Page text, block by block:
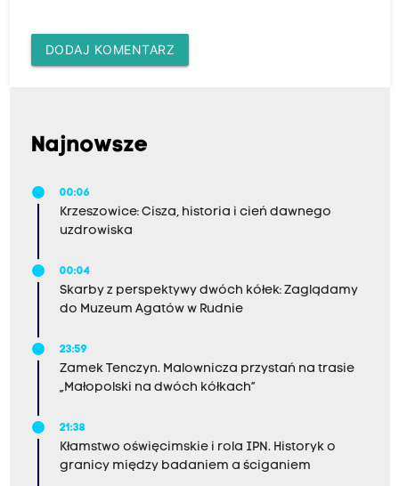
DODAJ KOMENTARZ
Najnowsze
00:06
Krzeszowice: Cisza, historia i cień dawnego
uzdrowiska
00:04
Skarby z perspektywy dwóch kółek: Zaglądamy
do Muzeum Agatów w Rudnie
23:59
Zamek Tenczyn. Malownicza przystań na trasie
„Małopolski na dwóch kółkach”
21:38
Kłamstwo oświęcimskie i rola IPN. Historyk o
granicy między badaniem a ściganiem